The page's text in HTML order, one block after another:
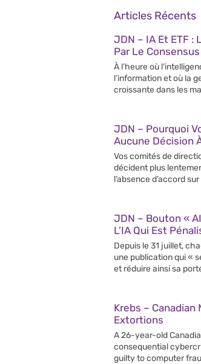
Articles Récents
JDN – IA Et ETF :
Par Le Consensus
À l’heure où
l’information et où la
croissante dans les
JDN – Pourquoi
Aucune Décision
Vos comités de
décident plus
l’absence d’accord
JDN – Bouton «
L’IA Qui Est
Depuis le 31 juillet,
une publication qui «
et réduire ainsi sa
Krebs –
Extortions
A 26-year-old
consequential
guilty to computer